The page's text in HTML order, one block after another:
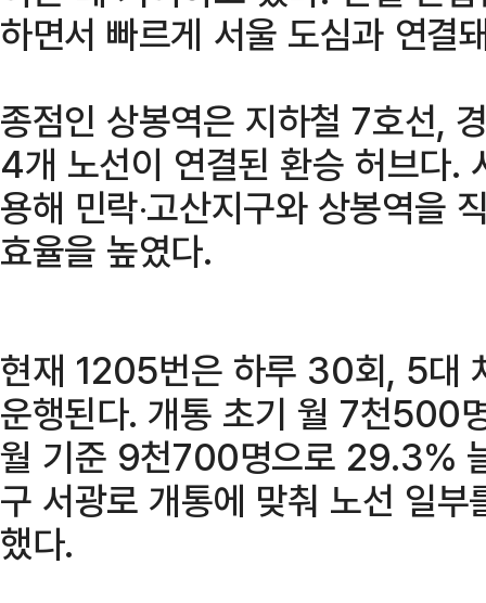
하면서 빠르게 서울 도심과 연결
종점인 상봉역은 지하철 7호선,
4개 노선이 연결된 환승 허브다.
용해 민락‧고산지구와 상봉역을
효율을 높였다.
현재 1205번은 하루 30회, 5대
운행된다. 개통 초기 월 7천500
월 기준 9천700명으로 29.3%
구 서광로 개통에 맞춰 노선 일
했다.